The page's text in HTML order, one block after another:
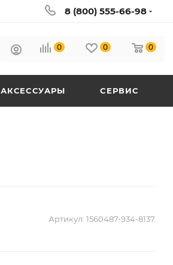
8 (800) 555-66-98
0 0 0
АКСЕССУАРЫ СЕРВИС
Артикул: 1560487-934-8137